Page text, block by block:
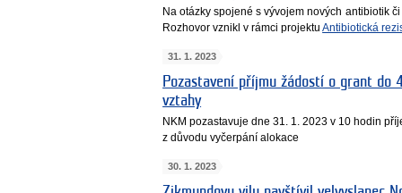
Na otázky spojené s vývojem nových antibiotik
Rozhovor vznikl v rámci projektuAntibiotická
31. 1. 2023
Pozastavení příjmu žádostí o grant do
vztahy
NKM pozastavuje dne 31. 1. 2023 v 10 hodin
z důvodu vyčerpání alokace
30. 1. 2023